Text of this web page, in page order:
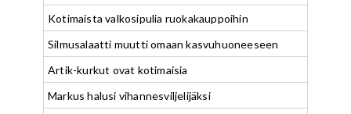
Kotimaista valkosipulia ruokakauppoihin
Silmusalaatti muutti omaan kasvuhuoneeseen
Artik-kurkut ovat kotimaisia
Markus halusi vihannesviljelijäksi